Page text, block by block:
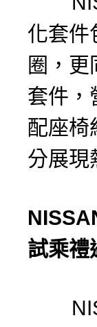
化套件
圈，
套件，
配座椅
分展現
試乘禮